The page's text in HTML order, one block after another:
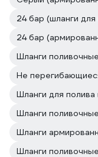
24 бар (шланги для
24 бар
Шланги
Не
Шланги для полива
Шланги
Шланги
Шланги